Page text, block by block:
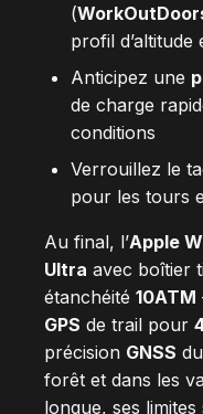
(
profil
Anticipez une
de charge
conditions
Verrouillez le
pour les tours
Au final, l’Apple
Ultra avec boîtier
étanchéité 10ATM
GPS de trail pour
précision GNSS
forêt et dans les
longue, ses